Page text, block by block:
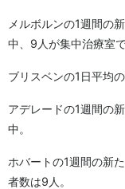
メルボルンの1週間の
中、9人が集中治療室で
ブリスベンの1日平均
アデレードの1週間の
中。
ホバートの1週間の新
者数は9人。